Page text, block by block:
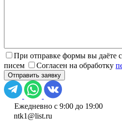
При отправке формы вы даёте
писем
Согласен на обработку
Ежедневно с 9:00 до 19:00
ntk1@list.ru